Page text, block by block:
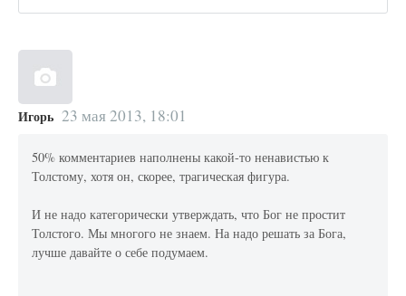
Игорь 23 мая 2013, 18:01
50% комментариев наполнены какой-то ненавистью к
Толстому, хотя он, скорее, трагическая фигура.
И не надо категорически утверждать, что Бог не простит
Толстого. Мы многого не знаем. На надо решать за Бога,
лучше давайте о себе подумаем.